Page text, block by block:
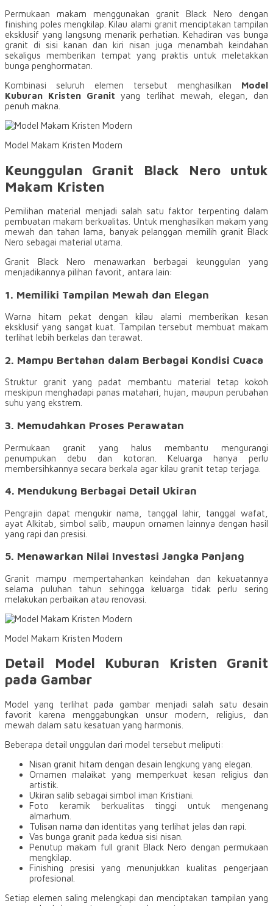
Permukaan makam menggunakan granit Black Nero dengan
finishing poles mengkilap. Kilau alami granit menciptakan tampilan
eksklusif yang langsung menarik perhatian. Kehadiran vas bunga
granit di sisi kanan dan kiri nisan juga menambah keindahan
sekaligus memberikan tempat yang praktis untuk meletakkan
bunga penghormatan.
Kombinasi seluruh elemen tersebut menghasilkan Model
Kuburan Kristen Granit yang terlihat mewah, elegan, dan
penuh makna.
Model Makam Kristen Modern
Keunggulan Granit Black Nero untuk
Makam Kristen
Pemilihan material menjadi salah satu faktor terpenting dalam
pembuatan makam berkualitas. Untuk menghasilkan makam yang
mewah dan tahan lama, banyak pelanggan memilih granit Black
Nero sebagai material utama.
Granit Black Nero menawarkan berbagai keunggulan yang
menjadikannya pilihan favorit, antara lain:
1. Memiliki Tampilan Mewah dan Elegan
Warna hitam pekat dengan kilau alami memberikan kesan
eksklusif yang sangat kuat. Tampilan tersebut membuat makam
terlihat lebih berkelas dan terawat.
2. Mampu Bertahan dalam Berbagai Kondisi Cuaca
Struktur granit yang padat membantu material tetap kokoh
meskipun menghadapi panas matahari, hujan, maupun perubahan
suhu yang ekstrem.
3. Memudahkan Proses Perawatan
Permukaan granit yang halus membantu mengurangi
penumpukan debu dan kotoran. Keluarga hanya perlu
membersihkannya secara berkala agar kilau granit tetap terjaga.
4. Mendukung Berbagai Detail Ukiran
Pengrajin dapat mengukir nama, tanggal lahir, tanggal wafat,
ayat Alkitab, simbol salib, maupun ornamen lainnya dengan hasil
yang rapi dan presisi.
5. Menawarkan Nilai Investasi Jangka Panjang
Granit mampu mempertahankan keindahan dan kekuatannya
selama puluhan tahun sehingga keluarga tidak perlu sering
melakukan perbaikan atau renovasi.
Model Makam Kristen Modern
Detail Model Kuburan Kristen Granit
pada Gambar
Model yang terlihat pada gambar menjadi salah satu desain
favorit karena menggabungkan unsur modern, religius, dan
mewah dalam satu kesatuan yang harmonis.
Beberapa detail unggulan dari model tersebut meliputi:
Nisan granit hitam dengan desain lengkung yang elegan.
Ornamen malaikat yang memperkuat kesan religius dan
artistik.
Ukiran salib sebagai simbol iman Kristiani.
Foto keramik berkualitas tinggi untuk mengenang
almarhum.
Tulisan nama dan identitas yang terlihat jelas dan rapi.
Vas bunga granit pada kedua sisi nisan.
Penutup makam full granit Black Nero dengan permukaan
mengkilap.
Finishing presisi yang menunjukkan kualitas pengerjaan
profesional.
Setiap elemen saling melengkapi dan menciptakan tampilan yang